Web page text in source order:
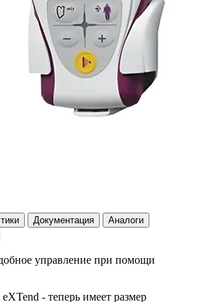
Документация
Аналоги
управление при помощи
- теперь имеет размер